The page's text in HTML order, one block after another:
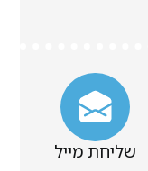
שליחת מייל